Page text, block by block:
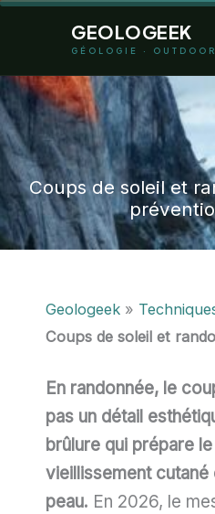
GEOLOGEEK
GÉOLOGIE ·
Coups de soleil et
Geologeek »
Coups de soleil et
En randonnée, le
pas un détail
brûlure qui prépare
vieillissement cutané
peau. En 2026, le